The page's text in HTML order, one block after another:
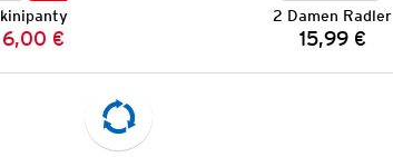
Preis:
Preis:
6,00 €
2 Damen Radler
Preis:
15,99 €